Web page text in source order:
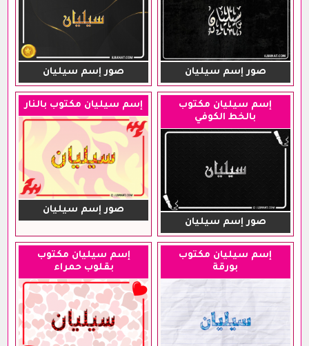
صور إسم سيليان صور إسم سيليان
إسم سيليان مكتوب
بالخط الكوفي
صور إسم سيليان
إسم سيليان مكتوب بالنار
صور إسم سيليان
إسم سيليان مكتوب
بورقة
إسم سيليان مكتوب
بقلوب حمراء